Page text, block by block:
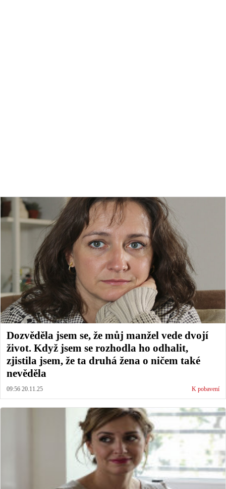
Dozvěděla jsem se, že můj manžel vede dvojí
život. Když jsem se rozhodla ho odhalit,
zjistila jsem, že ta druhá žena o ničem také
nevěděla
09:56 20.11.25 K pobavení